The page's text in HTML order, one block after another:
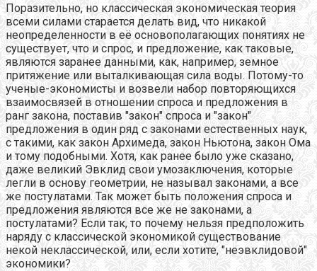
Поразительно, но классическая экономическая теория
всеми силами старается делать вид, что никакой
неопределенности в её основополагающих понятиях не
существует, что и спрос, и предложение, как таковые,
являются заранее данными, как, например, земное
притяжение или выталкивающая сила воды. Потому-то
ученые-экономисты и возвели набор повторяющихся
взаимосвязей в отношении спроса и предложения в
ранг закона, поставив "закон" спроса и "закон"
предложения в один ряд с законами естественных наук,
с такими, как закон Архимеда, закон Ньютона, закон Ома
и тому подобными. Хотя, как ранее было уже сказано,
даже великий Эвклид свои умозаключения, которые
легли в основу геометрии, не называл законами, а все
же постулатами. Так может быть положения спроса и
предложения являются все же не законами, а
постулатами? Если так, то почему нельзя предположить
наряду с классической экономикой существование
некой неклассической, или, если хотите, "неэвклидовой"
экономики?